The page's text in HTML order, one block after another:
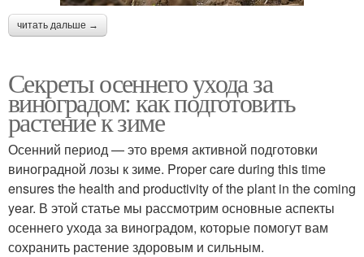
читать дальше →
Секреты осеннего ухода за
виноградом: как подготовить
растение к зиме
Осенний период — это время активной подготовки
виноградной лозы к зиме. Proper care during this time
ensures the health and productivity of the plant in the coming
year. В этой статье мы рассмотрим основные аспекты
осеннего ухода за виноградом, которые помогут вам
сохранить растение здоровым и сильным.